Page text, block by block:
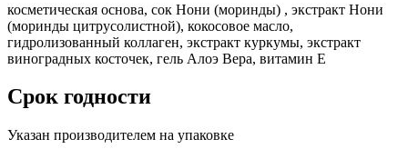
косметическая основа, сок Нони (моринды) , экстракт Нони
(моринды цитрусолистной), кокосовое масло,
гидролизованный коллаген, экстракт куркумы, экстракт
виноградных косточек, гель Алоэ Вера, витамин E
Срок годности
Указан производителем на упаковке